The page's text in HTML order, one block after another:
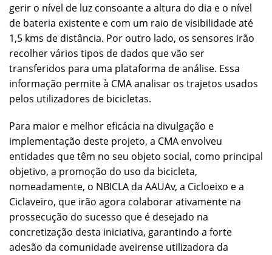
gerir o nível de luz consoante a altura do dia e o nível
de bateria existente e com um raio de visibilidade até
1,5 kms de distância. Por outro lado, os sensores irão
recolher vários tipos de dados que vão ser
transferidos para uma plataforma de análise. Essa
informação permite à CMA analisar os trajetos usados
pelos utilizadores de bicicletas.
Para maior e melhor eficácia na divulgação e
implementação deste projeto, a CMA envolveu
entidades que têm no seu objeto social, como principal
objetivo, a promoção do uso da bicicleta,
nomeadamente, o NBICLA da AAUAv, a Cicloeixo e a
Ciclaveiro, que irão agora colaborar ativamente na
prossecução do sucesso que é desejado na
concretização desta iniciativa, garantindo a forte
adesão da comunidade aveirense utilizadora da